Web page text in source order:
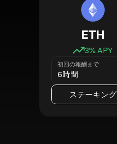
ETH
3% APY
初回の報酬まで
6時間
ステーキング